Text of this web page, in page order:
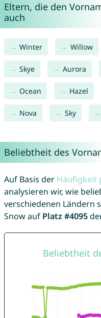
Eltern, die den
auch
Winter Willow
Skye Aurora
Ocean Hazel
Nova Sky
Beliebtheit des
Auf Basis der Häufigkeit
analysieren wir, wie
verschiedenen Ländern
Snow auf Platz #4095